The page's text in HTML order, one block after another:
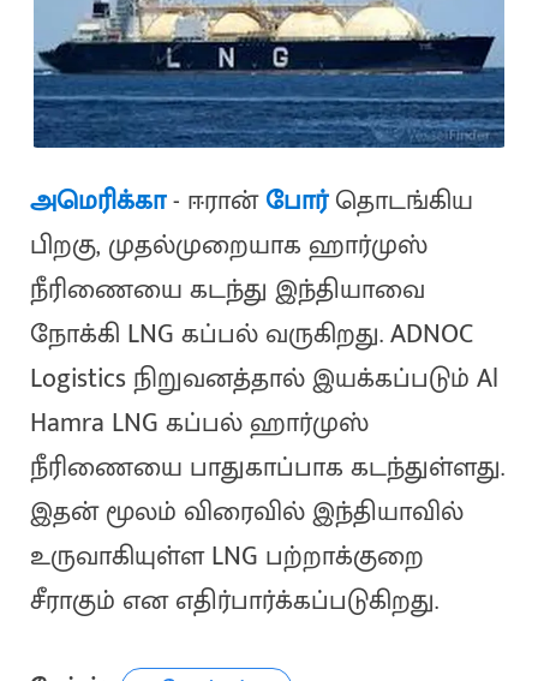
அமெரிக்கா- ஈரான்போர்தொடங்கிய
பிறகு, முதல்முறையாக ஹார்முஸ்
நீரிணையை கடந்து இந்தியாவை
நோக்கி LNG கப்பல் வருகிறது. ADNOC
Logistics நிறுவனத்தால் இயக்கப்படும் Al
Hamra LNG கப்பல் ஹார்முஸ்
நீரிணையை பாதுகாப்பாக கடந்துள்ளது.
இதன் மூலம் விரைவில் இந்தியாவில்
உருவாகியுள்ள LNG பற்றாக்குறை
சீராகும் என எதிர்பார்க்கப்படுகிறது.